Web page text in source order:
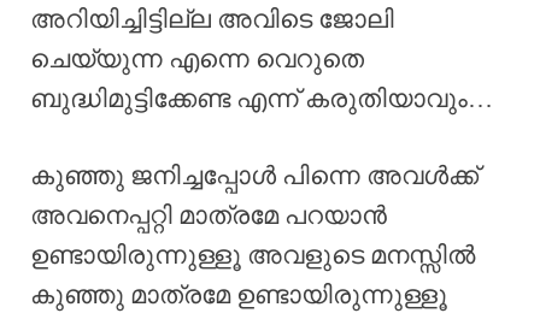
അറിയിച്ചിട്ടില്ല അവിടെ ജോലി
ചെയ്യുന്ന എന്നെ വെറുതെ
ബുദ്ധിമുട്ടിക്കേണ്ട എന്ന് കരുതിയാവും…
കുഞ്ഞു ജനിച്ചപ്പോൾ പിന്നെ അവൾക്ക്
അവനെപ്പറ്റി മാത്രമേ പറയാൻ
ഉണ്ടായിരുന്നുള്ളൂ അവളുടെ മനസ്സിൽ
കുഞ്ഞു മാത്രമേ ഉണ്ടായിരുന്നുള്ളൂ